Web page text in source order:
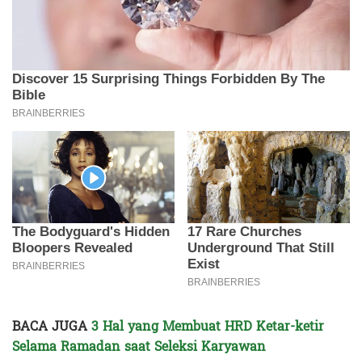
BACA JUGA3 Hal yang Membuat HRD Ketar-ketir
Selama Ramadan saat Seleksi Karyawan